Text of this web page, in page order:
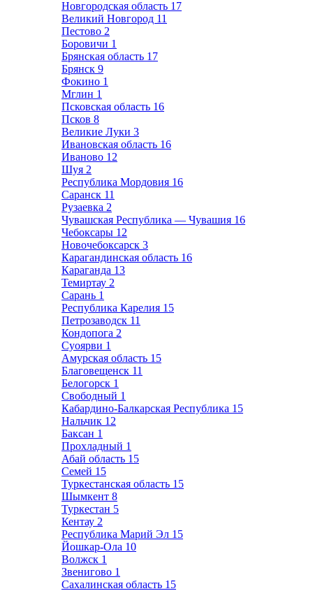
Новгородская область 17
Великий Новгород 11
Пестово 2
Боровичи 1
Брянская область 17
Брянск 9
Фокино 1
Мглин 1
Псковская область 16
Псков 8
Великие Луки 3
Ивановская область 16
Иваново 12
Шуя 2
Республика Мордовия 16
Саранск 11
Рузаевка 2
Чувашская Республика — Чувашия 16
Чебоксары 12
Новочебоксарск 3
Карагандинская область 16
Караганда 13
Темиртау 2
Сарань 1
Республика Карелия 15
Петрозаводск 11
Кондопога 2
Суоярви 1
Амурская область 15
Благовещенск 11
Белогорск 1
Свободный 1
Кабардино-Балкарская Республика 15
Нальчик 12
Баксан 1
Прохладный 1
Абай область 15
Семей 15
Туркестанская область 15
Шымкент 8
Туркестан 5
Кентау 2
Республика Марий Эл 15
Йошкар-Ола 10
Волжск 1
Звенигово 1
Сахалинская область 15